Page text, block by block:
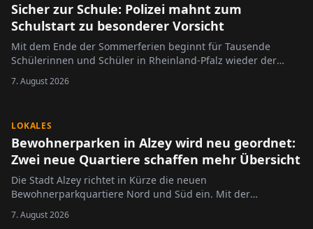
Sicher zur Schule: Polizei mahnt zum
Schulstart zu besonderer Vorsicht
Mit dem Ende der Sommerferien beginnt für Tausende
Schülerinnen und Schüler in Rheinland-Pfalz wieder der
7. August 2026
LOKALES
Bewohnerparken in Alzey wird neu geordnet:
Zwei neue Quartiere schaffen mehr Übersicht
Die Stadt Alzey richtet in Kürze die neuen
Bewohnerparkquartiere Nord und Süd ein. Mit der
die Regelungen übersichtlicher gestaltet und an die
7. August 2026